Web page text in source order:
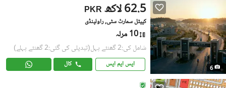
6
PKR 62.5 لاکھ
کیپٹل سمارٹ سٹی, راولپنڈی
10 مرلہ
شامل کی:2 گھنٹے پہل (تبدیلی کی گئی:2 گھنٹے پہلے)
ایس ایم ایس کال